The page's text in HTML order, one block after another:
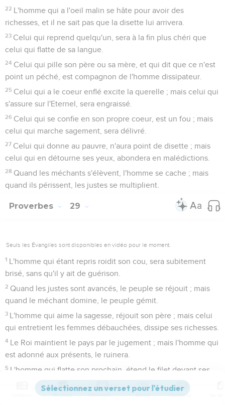
22 L'homme qui a l'oeil malin se hâte pour avoir des
richesses, et il ne sait pas que la disette lui arrivera.
23 Celui qui reprend quelqu'un, sera à la fin plus chéri que
celui qui flatte de sa langue.
24 Celui qui pille son père ou sa mère, et qui dit que ce n'est
point un péché, est compagnon de l'homme dissipateur.
25 Celui qui a le coeur enflé excite la querelle ; mais celui qui
s'assure sur l'Eternel, sera engraissé.
26 Celui qui se confie en son propre coeur, est un fou ; mais
celui qui marche sagement, sera délivré.
27 Celui qui donne au pauvre, n'aura point de disette ; mais
celui qui en détourne ses yeux, abondera en malédictions.
28 Quand les méchants s'élèvent, l'homme se cache ; mais
quand ils périssent, les justes se multiplient.
Proverbes 29
Seuls les Évangiles sont disponibles en vidéo pour le moment.
1 L'homme qui étant repris roidit son cou, sera subitement
brisé, sans qu'il y ait de guérison.
2 Quand les justes sont avancés, le peuple se réjouit ; mais
quand le méchant domine, le peuple gémit.
3 L'homme qui aime la sagesse, réjouit son père ; mais celui
qui entretient les femmes débauchées, dissipe ses richesses.
4 Le Roi maintient le pays par le jugement ; mais l'homme qui
est adonné aux présents, le ruinera.
5 L'homme qui flatte son prochain, étend le filet devant ses
Le mal qui est au forfait de l'homme, lui est comme un
Versions Commentaires Strong